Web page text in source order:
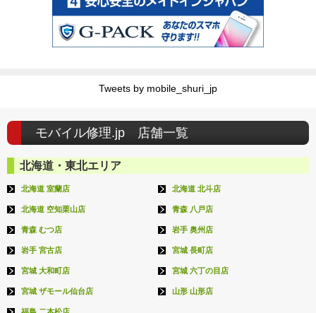
Tweets by mobile_shuri_jp
モバイル修理.jp 店舗一覧
北海道・東北エリア
北海道 室蘭店 北海道 北斗店
北海道 空知栗山店 青森 八戸店
青森 むつ店 岩手 奥州店
岩手 宮古店 宮城 長町店
宮城 大和町店 宮城 六丁の目店
宮城 ザモール仙台店 山形 山形店